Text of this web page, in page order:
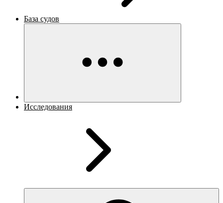
База судов
Исследования